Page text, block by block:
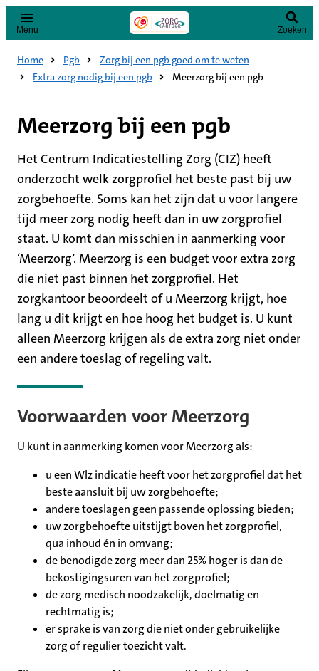
Menu Zoeken
Home Pgb
Zorg bij een pgb goed om te weten
Extra zorg nodig bij een pgb
Meerzorg bij een pgb
Meerzorg bij een pgb
Het Centrum Indicatiestelling Zorg (CIZ) heeft
onderzocht welk zorgprofiel het beste past bij uw
zorgbehoefte. Soms kan het zijn dat u voor langere
tijd meer zorg nodig heeft dan in uw zorgprofiel
staat. U komt dan misschien in aanmerking voor
‘Meerzorg’. Meerzorg is een budget voor extra zorg
die niet past binnen het zorgprofiel. Het
zorgkantoor beoordeelt of u Meerzorg krijgt, hoe
lang u dit krijgt en hoe hoog het budget is. U kunt
alleen Meerzorg krijgen als de extra zorg niet onder
een andere toeslag of regeling valt.
Voorwaarden voor Meerzorg
U kunt in aanmerking komen voor Meerzorg als:
u een Wlz indicatie heeft voor het zorgprofiel dat het
beste aansluit bij uw zorgbehoefte;
andere toeslagen geen passende oplossing bieden;
uw zorgbehoefte uitstijgt boven het zorgprofiel,
qua inhoud én in omvang;
de benodigde zorg meer dan 25% hoger is dan de
bekostigingsuren van het zorgprofiel;
de zorg medisch noodzakelijk, doelmatig en
rechtmatig is;
er sprake is van zorg die niet onder gebruikelijke
zorg of regulier toezicht valt.